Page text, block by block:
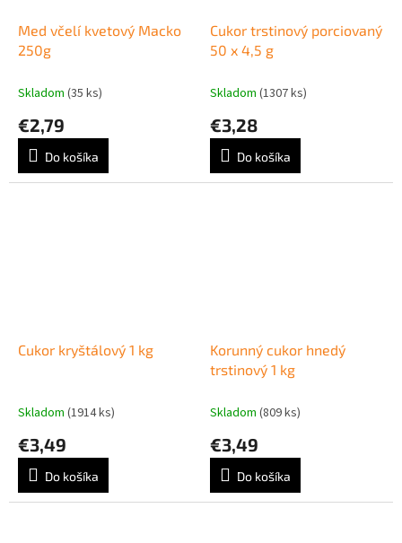
Med včelí kvetový Macko
250g
Skladom (35 ks)
€2,79
Do košíka
Cukor trstinový porciovaný
50 x 4,5 g
Skladom (1307 ks)
€3,28
Do košíka
Cukor kryštálový 1 kg
Skladom (1914 ks)
€3,49
Do košíka
Korunný cukor hnedý
trstinový 1 kg
Skladom (809 ks)
€3,49
Do košíka